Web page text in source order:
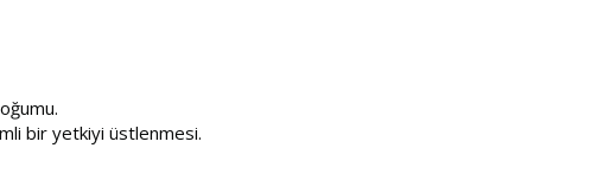
bir yetkiyi üstlenmesi.